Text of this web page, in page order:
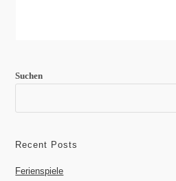
Suchen
Recent Posts
Ferienspiele